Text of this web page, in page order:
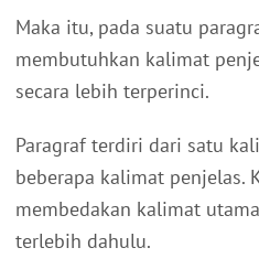
Maka itu, pada suatu
membutuhkan kalimat
secara lebih terperinci.
Paragraf terdiri dari satu
beberapa kalimat penjelas.
membedakan kalimat
terlebih dahulu.